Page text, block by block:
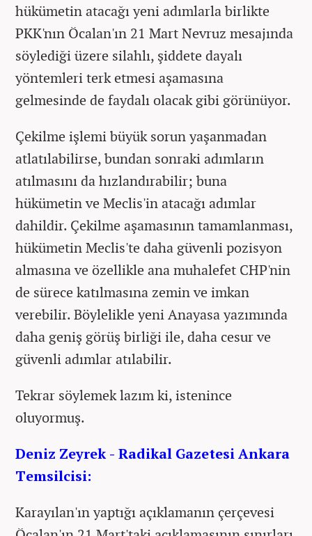
hükümetin atacağı yeni adımlarla birlikte
PKK'nın Öcalan'ın 21 Mart Nevruz mesajında
söylediği üzere silahlı, şiddete dayalı
yöntemleri terk etmesi aşamasına
gelmesinde de faydalı olacak gibi görünüyor.
Çekilme işlemi büyük sorun yaşanmadan
atlatılabilirse, bundan sonraki adımların
atılmasını da hızlandırabilir; buna
hükümetin ve Meclis'in atacağı adımlar
dahildir. Çekilme aşamasının tamamlanması,
hükümetin Meclis'te daha güvenli pozisyon
almasına ve özellikle ana muhalefet CHP'nin
de sürece katılmasına zemin ve imkan
verebilir. Böylelikle yeni Anayasa yazımında
daha geniş görüş birliği ile, daha cesur ve
güvenli adımlar atılabilir.
Tekrar söylemek lazım ki, istenince
oluyormuş.
Deniz Zeyrek - Radikal Gazetesi Ankara
Temsilcisi:
Karayılan'ın yaptığı açıklamanın çerçevesi